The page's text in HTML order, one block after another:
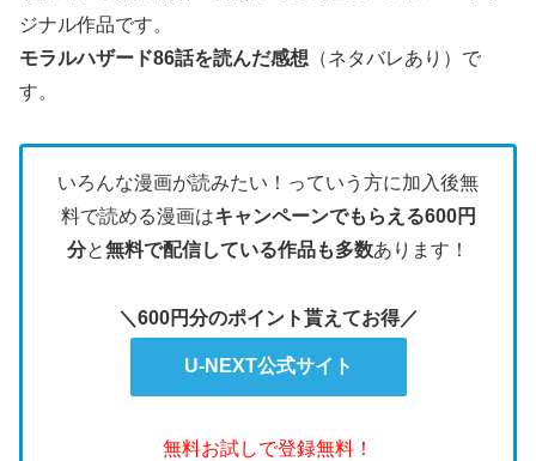
ジナル作品です。
モラルハザード86話を読んだ感想 （ネタバレあり）で
す。
いろんな漫画が読みたい！っていう方に加入後無
料で読める漫画はキャンペーンでもらえる600円
分と無料で配信している作品も多数あります！
＼600円分のポイント貰えてお得／
U-NEXT公式サイト
無料お試しで登録無料！